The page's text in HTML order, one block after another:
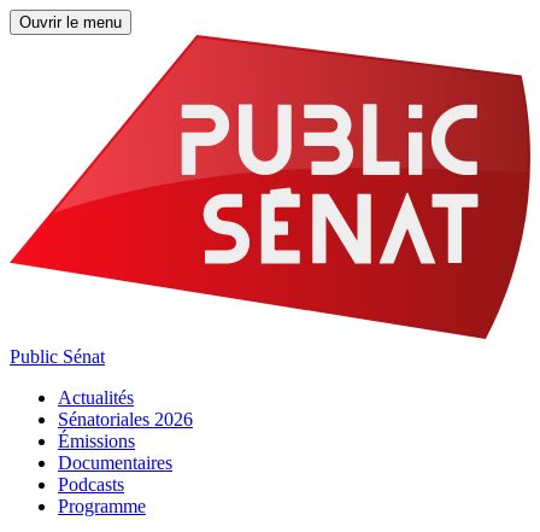
Ouvrir le menu
Public Sénat
Actualités
Sénatoriales 2026
Émissions
Documentaires
Podcasts
Programme